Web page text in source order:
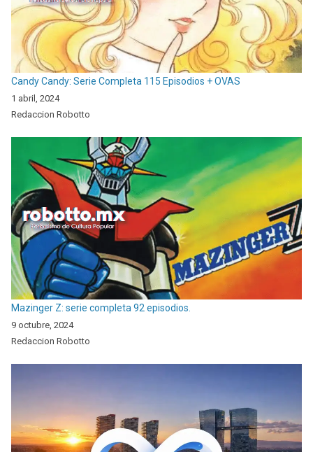
Candy Candy: Serie Completa 115 Episodios + OVAS
1 abril, 2024
Redaccion Robotto
Mazinger Z: serie completa 92 episodios.
9 octubre, 2024
Redaccion Robotto